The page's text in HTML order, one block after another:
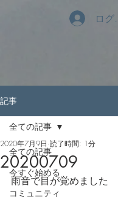
ログ
記事
全ての記事
今すぐ始める
コミュニティ
全ての記事
20200709
2020年7月9日 読了時間: 1分
雨音で目が覚めました